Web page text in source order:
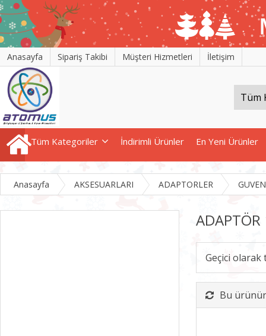
Anasayfa Sipariş Takibi Müşteri Hizmetleri İletişim
Tüm Kategoriler İndirimli Ürünler En Yeni Ürünler
Anasayfa AKSESUARLARI ADAPTORLER
ADAPTÖR
Geçici
Bu